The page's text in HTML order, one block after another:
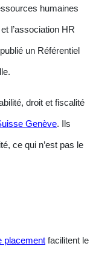
humaines
l’association HR
un Référentiel
droit et fiscalité
Genève. Ils
ce qui n’est pas le
placement facilitent le